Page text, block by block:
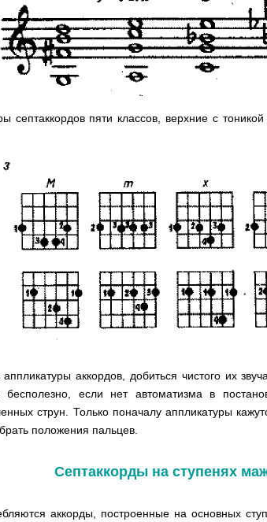
септаккордов пяти классов, верхние с
аккордов, добиться чистого их
бесполезно, если нет автоматизма в
струн. Только поначалу аппликатуры
положения пальцев.
Септаккорды на ступенях
аккорды, построенные на основных